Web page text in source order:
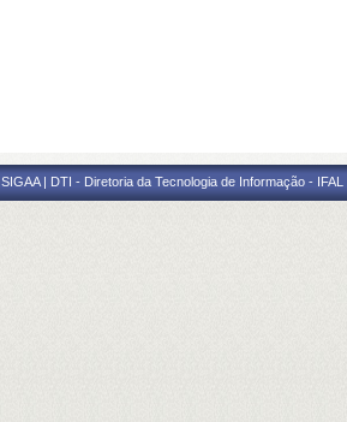
SIGAA | DTI - Diretoria da Tecnologia de Informação -